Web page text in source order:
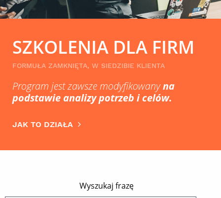
SZKOLENIA DLA FIRM
FORMUŁA ZAMKNIĘTA, W SIEDZIBIE KLIENTA
Program jest zawsze modyfikowanyna
podstawie analizy potrzeb i celów.
JAK TO DZIAŁA
Wyszukaj frazę